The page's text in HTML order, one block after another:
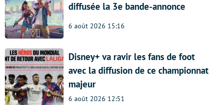
diffusée la 3e bande-annonce
6 août 2026 15:16
Disney+ va ravir les fans de foot
avec la diffusion de ce championnat
majeur
6 août 2026 12:51